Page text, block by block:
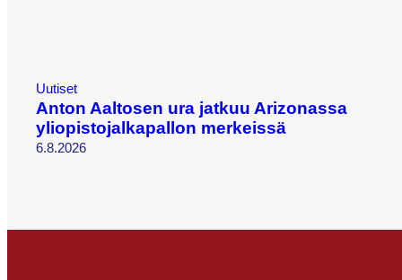
Uutiset
Anton Aaltosen ura jatkuu Arizonassa
yliopistojalkapallon merkeissä
6.8.2026